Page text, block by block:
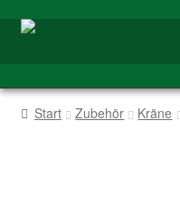
Zur
Zum
Home
Start Zubehör Kräne